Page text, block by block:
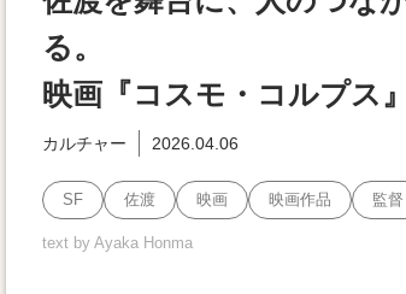
る。
映画『コスモ・コルプス』
カルチャー 2026.04.06
SF 佐渡 映画 映画作品 監督
text by Ayaka Honma